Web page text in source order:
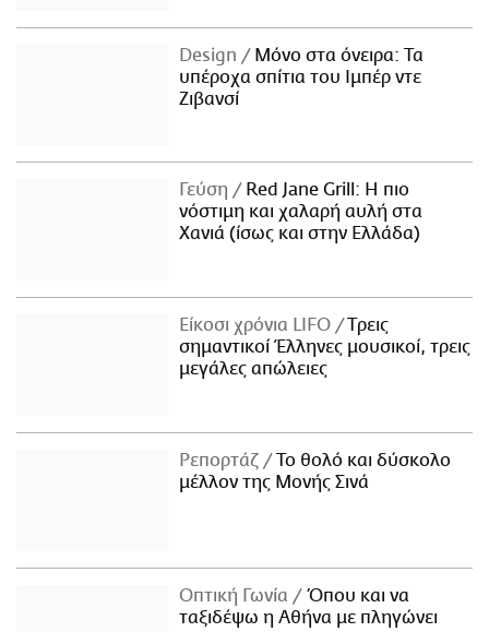
Design
Μόνο στα όνειρα: Τα
υπέροχα σπίτια του Ιμπέρ ντε
Ζιβανσί
Γεύση
Red Jane Grill: Η πιο
νόστιμη και χαλαρή αυλή στα
Χανιά (ίσως και στην Ελλάδα)
Είκοσι χρόνια LIFO
Tρεις
σημαντικοί Έλληνες μουσικοί, τρεις
μεγάλες απώλειες
Ρεπορτάζ
Το θολό και δύσκολο
μέλλον της Μονής Σινά
Οπτική Γωνία
Όπου και να
ταξιδέψω η Αθήνα με πληγώνει